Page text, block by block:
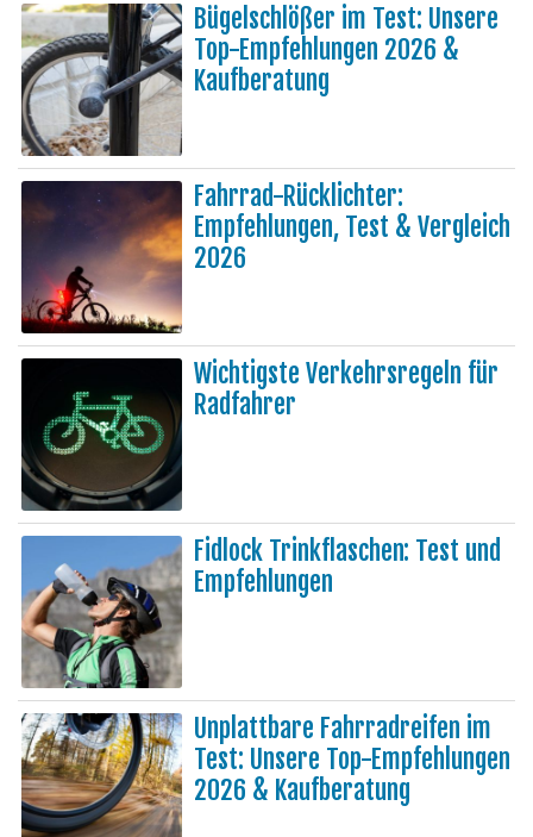
Bügelschlößer im Test: Unsere
Top-Empfehlungen 2026 &
Kaufberatung
Fahrrad-Rücklichter:
Empfehlungen, Test & Vergleich
2026
Wichtigste Verkehrsregeln für
Radfahrer
Fidlock Trinkflaschen: Test und
Empfehlungen
Unplattbare Fahrradreifen im
Test: Unsere Top-Empfehlungen
2026 & Kaufberatung